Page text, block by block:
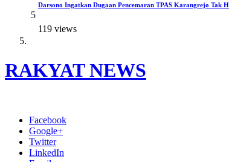
5
Darsono Ingatkan Dugaan Pencemaran TPAS Karangrejo Tak
119 views
RAKYAT NEWS
Facebook
Google+
Twitter
LinkedIn